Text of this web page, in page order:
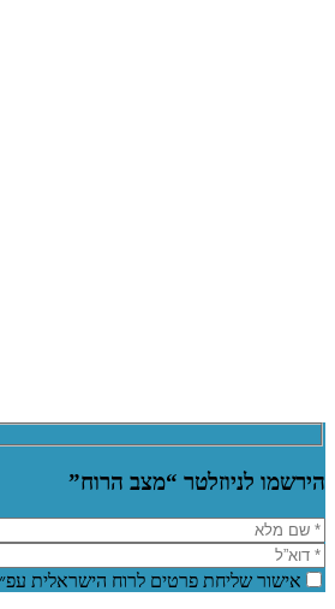
הירשמו לניוזלטר “מצב הרוח”
אישור שליחת פרטים לרוח הישראלית